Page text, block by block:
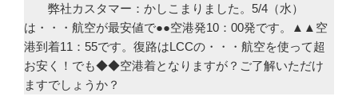
弊社カスタマー：かしこまりました。5/4（水）
は・・・航空が最安値で●●空港発10：00発です。▲▲空
港到着11：55です。復路はLCCの・・・航空を使って超
お安く！でも◆◆空港着となりますが？ご了解いただけ
ますでしょうか？